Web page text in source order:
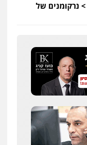
> נרקומנים של